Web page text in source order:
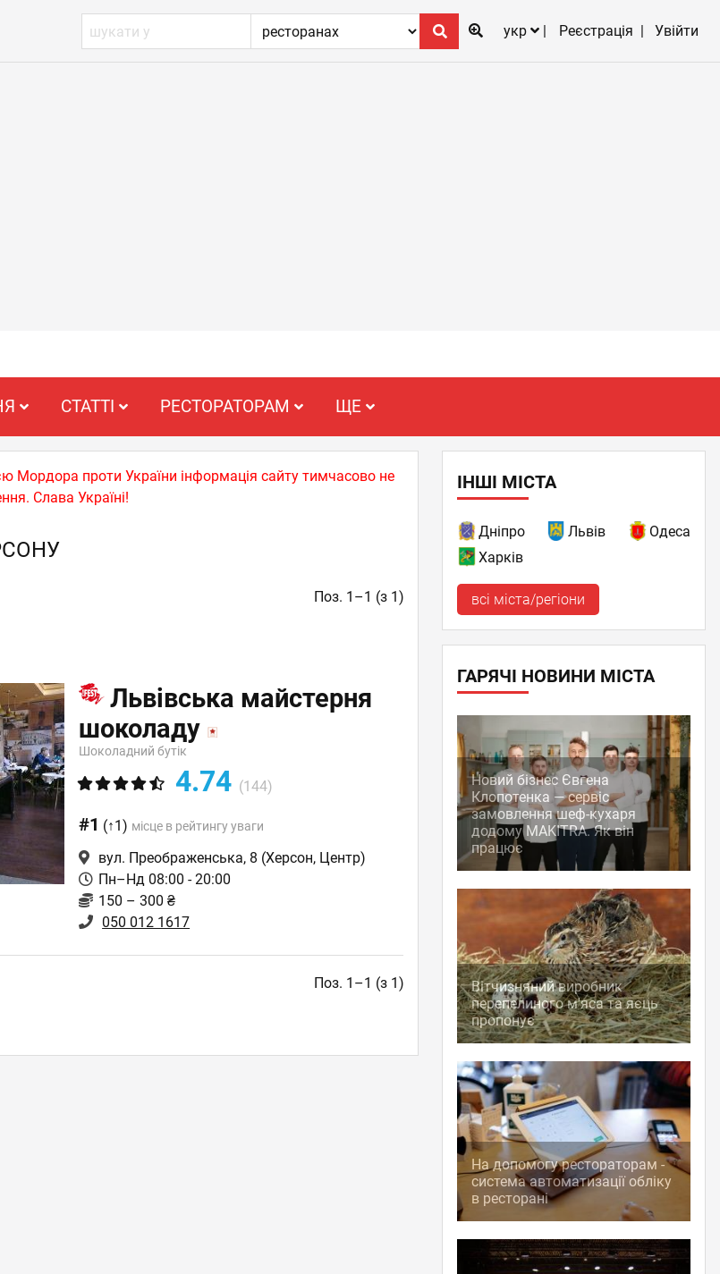
укр
Реєстрація Увійти
СТАТТІ РЕСТОРАТОРАМ ЩЕ
Мордора проти України інформація сайту тимчасово не
Слава Україні!
Поз. 1–1 (з 1)
Львівська майстерня
шоколаду
Шоколадний бутік
4.74 (144)
#1 (↑1) місце в рейтингу уваги
вул. Преображенська, 8 (Херсон, Центр)
Пн–Нд 08:00 - 20:00
150 – 300 ₴
050 012 1617
Поз. 1–1 (з 1)
ІНШІ МІСТА
Дніпро Львів
Одеса
Харків
всі міста/регіони
ГАРЯЧІ НОВИНИ МІСТА
Новий бізнес Євгена
Клопотенка — сервіс
замовлення шеф-кухаря
додому MAKITRA. Як він
працює
Вітчизняний виробник
перепелиного м'яса та яєць
пропонує
На допомогу рестораторам -
система автоматизації обліку
в ресторані